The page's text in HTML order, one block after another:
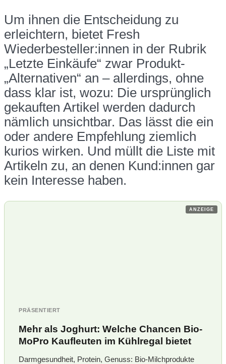
Um ihnen die Entscheidung zu
erleichtern, bietet Fresh
Wiederbesteller:innen in der Rubrik
„Letzte Einkäufe“ zwar Produkt-
„Alternativen“ an – allerdings, ohne
dass klar ist, wozu: Die ursprünglich
gekauften Artikel werden dadurch
nämlich unsichtbar. Das lässt die ein
oder andere Empfehlung ziemlich
kurios wirken. Und müllt die Liste mit
Artikeln zu, an denen Kund:innen gar
kein Interesse haben.
PRÄSENTIERT
Mehr als Joghurt: Welche Chancen Bio-
MoPro Kaufleuten im Kühlregal bietet
Darmgesundheit, Protein, Genuss: Bio-Milchprodukte
ANZEIGE